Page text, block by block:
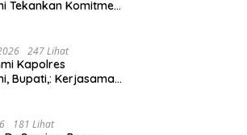
Tekankan Komitmen
247 Lihat
Kapolres
Bupati,: Kerjasama
181 Lihat